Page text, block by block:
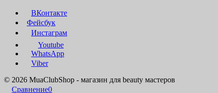
ВКонтакте
Фейсбук
Инстаграм
Youtube
WhatsApp
Viber
© 2026 MuaClubShop - магазин для beauty мастеров
Сравнение0